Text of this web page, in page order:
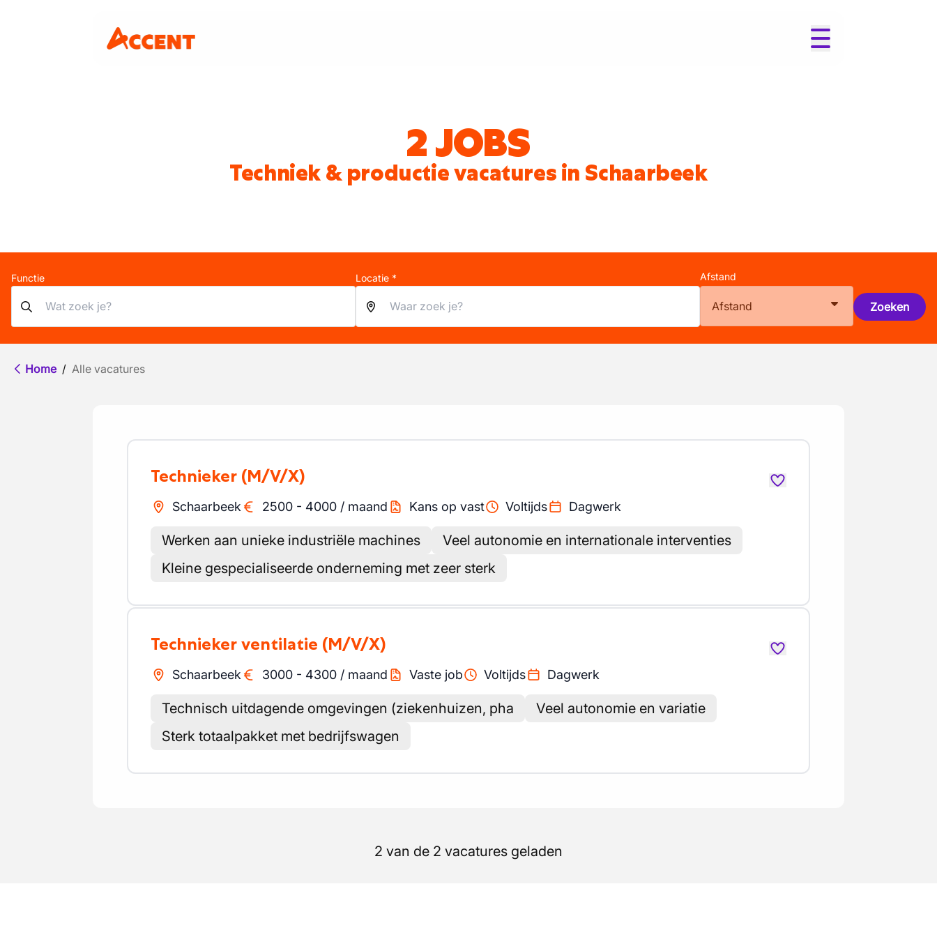
2 JOBS
Techniek & productie vacatures in Schaarbeek
Functie Locatie * Afstand
Afstand Zoeken
Home / Alle vacatures
Technieker (M/V/X)
Schaarbeek 2500 - 4000 / maand Kans op vast Voltijds Dagwerk
Werken aan unieke industriële machines
Veel autonomie en internationale interventies
Kleine gespecialiseerde onderneming met zeer sterk
Technieker ventilatie (M/V/X)
Schaarbeek 3000 - 4300 / maand Vaste job Voltijds Dagwerk
Technisch uitdagende omgevingen (ziekenhuizen, pha
Veel autonomie en variatie
Sterk totaalpakket met bedrijfswagen
2 van de 2 vacatures geladen